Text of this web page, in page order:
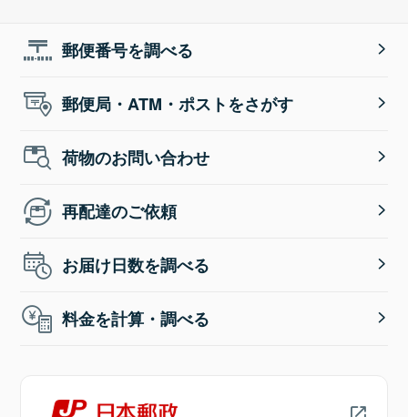
郵便番号を調べる
郵便局・ATM・ポストをさがす
荷物のお問い合わせ
再配達のご依頼
お届け日数を調べる
料金を計算・調べる